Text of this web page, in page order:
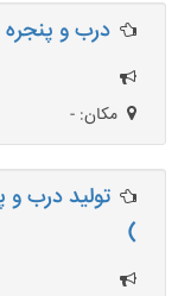
درب و
مکان: -
)